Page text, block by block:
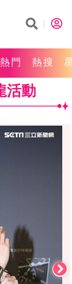
熱門 熱搜
活動